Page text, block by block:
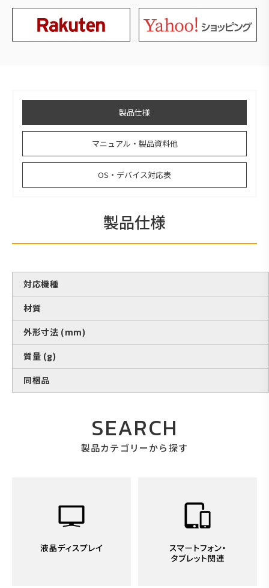
製品仕様
マニュアル・製品資料他
OS・デバイス対応表
製品仕様
対応機種
材質
外形寸法 (mm)
質量 (g)
同梱品
SEARCH
製品カテゴリーから探す